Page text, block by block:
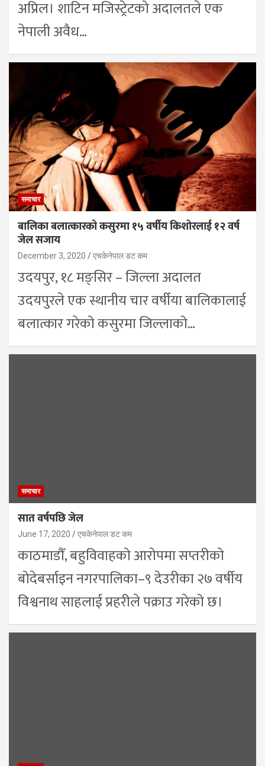
अप्रिल। शाटिन मजिस्ट्रेटको अदालतले एक
नेपाली अवैध…
समाचार
बालिका बलात्कारको कसुरमा १५ वर्षीय किशोरलाई १२ वर्ष
जेल सजाय
December 3, 2020 एचकेनेपाल डट कम
उदयपुर, १८ मङ्सिर – जिल्ला अदालत
उदयपुरले एक स्थानीय चार वर्षीया बालिकालाई
बलात्कार गरेको कसुरमा जिल्लाको…
समाचार
सात वर्षपछि जेल
June 17, 2020 एचकेनेपाल डट कम
काठमाडौँ, बहुविवाहको आरोपमा सप्तरीको
बोदेबर्साइन नगरपालिका–९ देउरीका २७ वर्षीय
विश्वनाथ साहलाई प्रहरीले पक्राउ गरेको छ।